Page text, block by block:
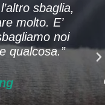
sbaglia,
molto. E’
noi
qualcosa.”